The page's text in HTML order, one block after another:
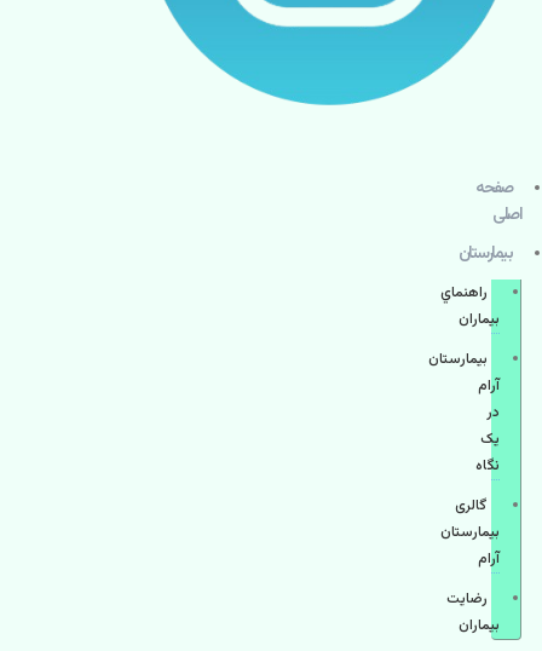
صفحه
اصلی
بيمارستان
راهنماي
بیماران
بیمارستان
آرام
در
یک
نگاه
گالری
بیمارستان
آرام
رضایت
بیماران